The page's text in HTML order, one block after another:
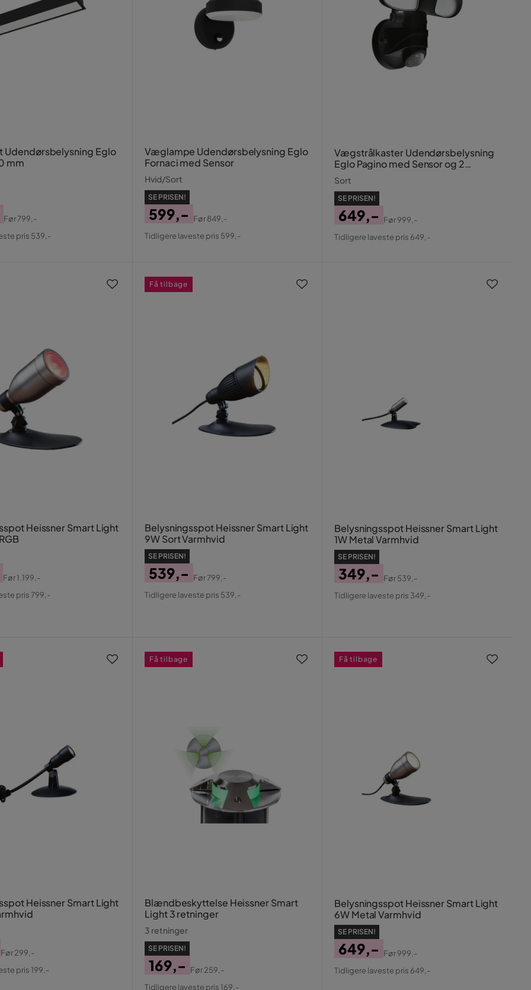
Udendørsbelysning Eglo
mm
Før799,-
pris 539,-
Væglampe Udendørsbelysning Eglo
Fornaci med Sensor
Hvid/Sort
SE PRISEN!
Pris
599,-
Original
Før849,-
Tidligere laveste pris 599,-
Vægstrålkaster Udendørsbelysning
Eglo Pagino med Sensor og 2
Lamper
Sort
SE PRISEN!
Pris
649,-
Original
Før999,-
Tidligere laveste pris 649,-
Heissner Smart Light
Før1.199,-
pris 799,-
Belysningsspot Heissner Smart Light
9W Sort Varmhvid
SE PRISEN!
Pris
539,-
Original
Før799,-
Tidligere laveste pris 539,-
Få tilbage
Belysningsspot Heissner Smart Light
1W Metal Varmhvid
SE PRISEN!
Pris
349,-
Original
Før539,-
Tidligere laveste pris 349,-
Heissner Smart Light
Før299,-
pris 199,-
Blændbeskyttelse Heissner Smart
Light 3 retninger
3 retninger
SE PRISEN!
Pris
169,-
Original
Før259,-
Tidligere laveste pris 169,-
Få tilbage
Belysningsspot Heissner Smart Light
6W Metal Varmhvid
SE PRISEN!
Pris
649,-
Original
Før999,-
Tidligere laveste pris 649,-
Få tilbage